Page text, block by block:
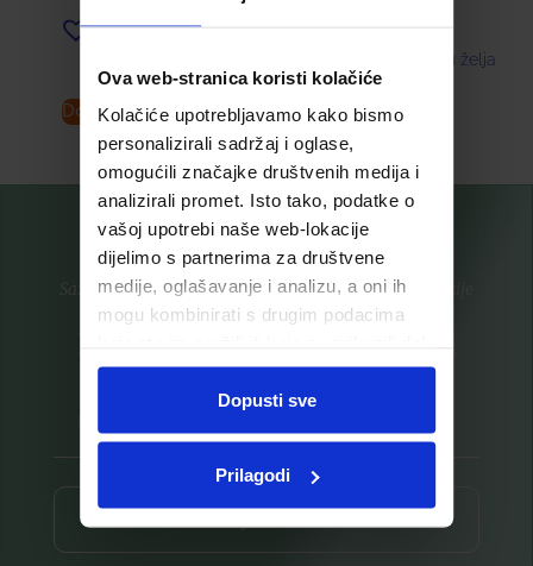
Ova web-stranica koristi kolačiće
Kolačiće upotrebljavamo kako bismo
personalizirali sadržaj i oglase,
omogućili značajke društvenih medija i
analizirali promet. Isto tako, podatke o
vašoj upotrebi naše web-lokacije
dijelimo s partnerima za društvene
medije, oglašavanje i analizu, a oni ih
mogu kombinirati s drugim podacima
ste upotrebljavali njihove usluge.
Dopusti sve
Prilagodi
Dodaj u košaricu
Dodaj u listu želja
Pročitaj više
Saznajte prvi za nove proizvode i ekskluzivne promocije
Prijavite se na listu za novosti